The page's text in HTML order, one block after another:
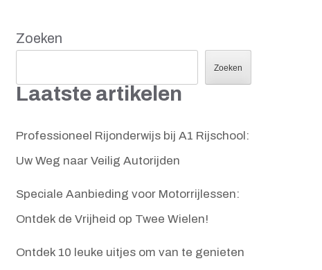
Zoeken
Zoeken
Laatste artikelen
Professioneel Rijonderwijs bij A1 Rijschool:
Uw Weg naar Veilig Autorijden
Speciale Aanbieding voor Motorrijlessen:
Ontdek de Vrijheid op Twee Wielen!
Ontdek 10 leuke uitjes om van te genieten